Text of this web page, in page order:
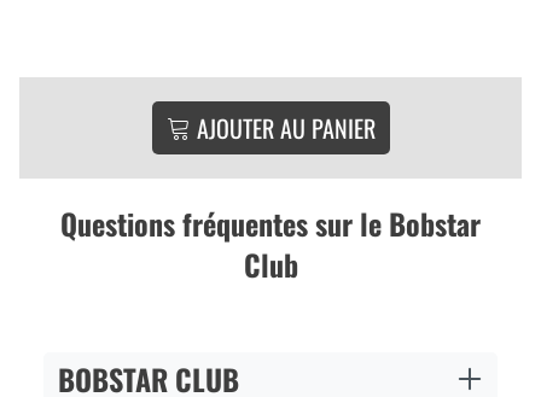
AJOUTER AU PANIER
Questions fréquentes sur le Bobstar
Club
BOBSTAR CLUB